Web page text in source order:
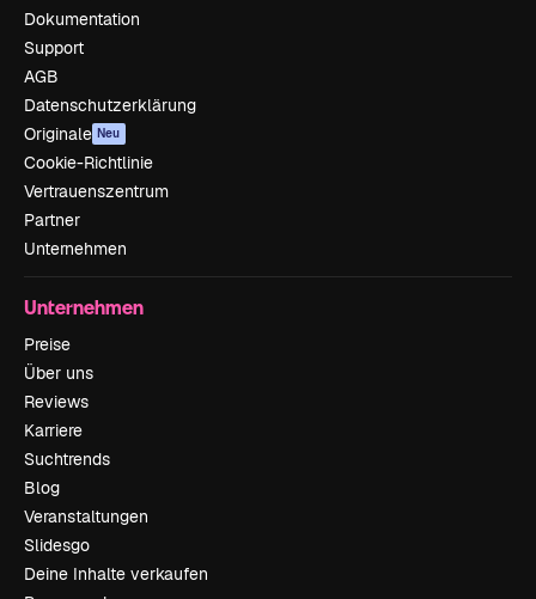
Dokumentation
Support
AGB
Datenschutzerklärung
Originale Neu
Cookie-Richtlinie
Vertrauenszentrum
Partner
Unternehmen
Unternehmen
Preise
Über uns
Reviews
Karriere
Suchtrends
Blog
Veranstaltungen
Slidesgo
Deine Inhalte verkaufen